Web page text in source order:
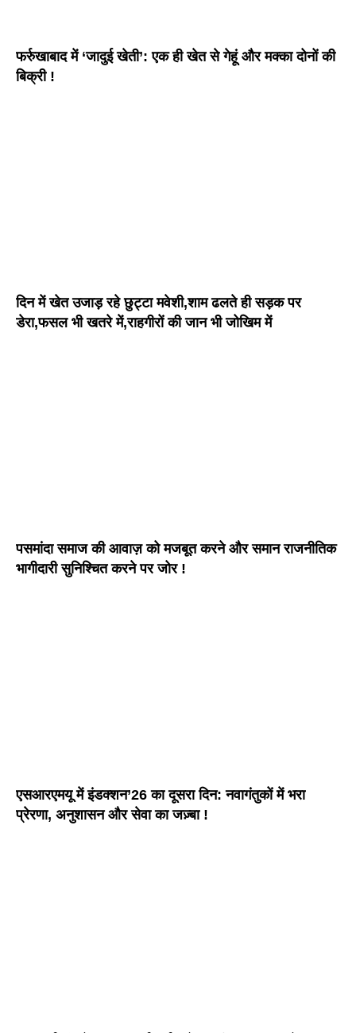
फर्रुखाबाद में ‘जादुई खेती’: एक ही खेत से गेहूं और मक्का दोनों की
बिक्री !
दिन में खेत उजाड़ रहे छुट्टा मवेशी,शाम ढलते ही सड़क पर
डेरा,फसल भी खतरे में,राहगीरों की जान भी जोखिम में
पसमांदा समाज की आवाज़ को मजबूत करने और समान राजनीतिक
भागीदारी सुनिश्चित करने पर जोर !
एसआरएमयू में इंडक्शन’26 का दूसरा दिन: नवागंतुकों में भरा
प्रेरणा, अनुशासन और सेवा का जज़्बा !